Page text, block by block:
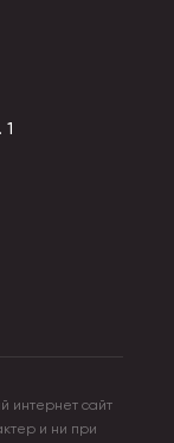
интернет сайт
и ни при